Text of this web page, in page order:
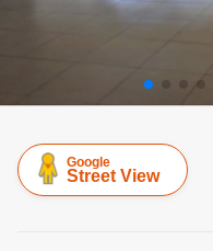
Google
Street View